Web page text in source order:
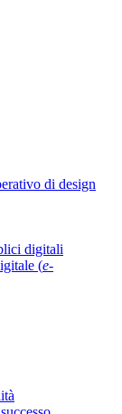
di design
digitali
(e-